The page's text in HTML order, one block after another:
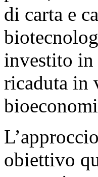
di carta e
investito in
ricaduta in
obiettivo